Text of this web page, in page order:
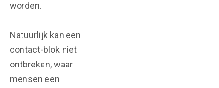
worden.
Natuurlijk kan een
contact-blok niet
ontbreken, waar
mensen een